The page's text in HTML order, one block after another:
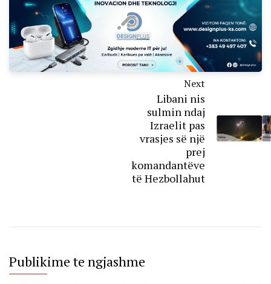
Next
Libani nis
sulmin ndaj
Izraelit pas
vrasjes së një
prej
komandantëve
të Hezbollahut
Publikime te ngjashme